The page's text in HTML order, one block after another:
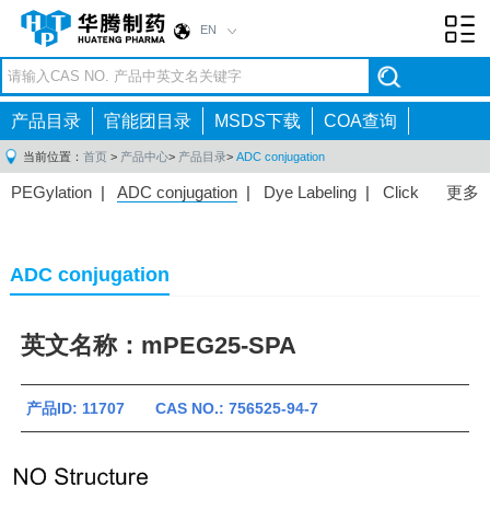
EN
产品目录 官能团目录 MSDS下载 COA查询
当前位置： 首页 > 产品中心> 产品目录> ADC conjugation
更多
PEGylation | ADC conjugation | Dye Labeling | Click
ADC conjugation
英文名称：mPEG25-SPA
产品ID: 11707 CAS NO.: 756525-94-7